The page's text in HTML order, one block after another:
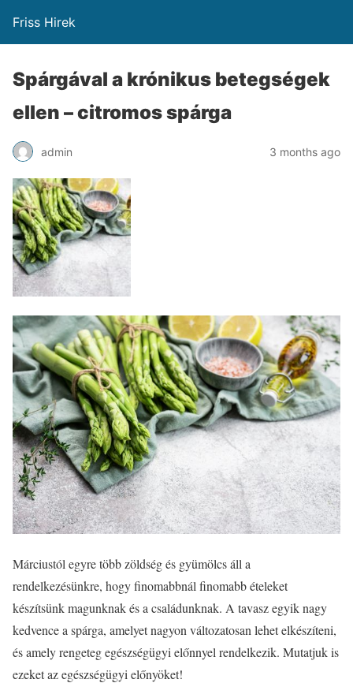
Friss Hirek
Spárgával a krónikus betegségek
ellen – citromos spárga
admin 3 months ago
Márciustól egyre több zöldség és gyümölcs áll a
rendelkezésünkre, hogy finomabbnál finomabb ételeket
készítsünk magunknak és a családunknak. A tavasz egyik nagy
kedvence a spárga, amelyet nagyon változatosan lehet elkészíteni,
és amely rengeteg egészségügyi előnnyel rendelkezik. Mutatjuk is
ezeket az egészségügyi előnyöket!